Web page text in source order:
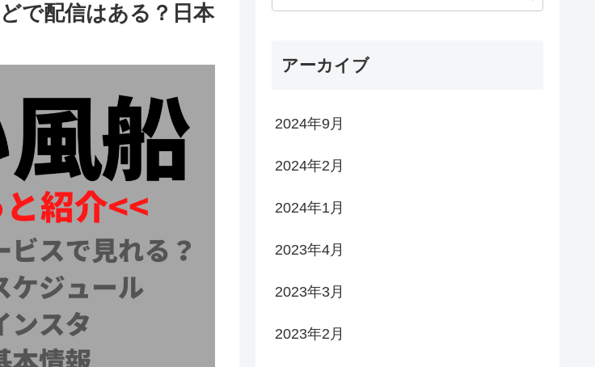
で配信はある？日本
アーカイブ
2024年9月
2024年2月
2024年1月
2023年4月
2023年3月
2023年2月